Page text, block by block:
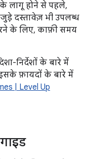
के लागू होने से पहले,
दस्तावेज़ भी उपलब्ध
के लिए, काफ़ी समय
निर्देशों के बारे में
फ़ायदों के बारे में
| Level Up